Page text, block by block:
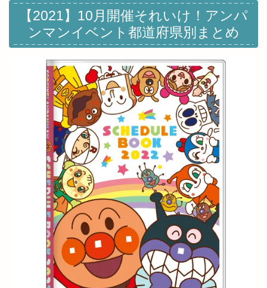
【2021】10月開催それいけ！アンパ
ンマンイベント都道府県別まとめ